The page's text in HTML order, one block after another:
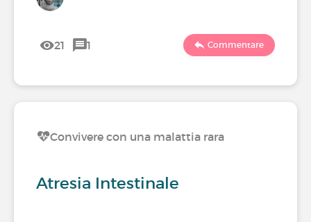
21 1 Commentare
Convivere con una malattia rara
Atresia Intestinale